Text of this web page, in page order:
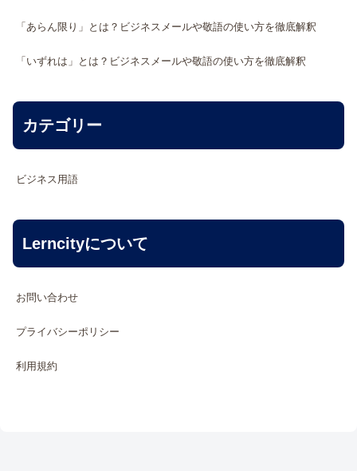
「あらん限り」とは？ビジネスメールや敬語の使い方を徹底解釈
「いずれは」とは？ビジネスメールや敬語の使い方を徹底解釈
カテゴリー
ビジネス用語
Lerncityについて
お問い合わせ
プライバシーポリシー
利用規約